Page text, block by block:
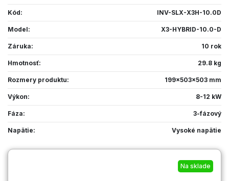
Kód: INV-SLX-X3H-10.0D
Model: X3-HYBRID-10.0-D
Záruka: 10 rok
Hmotnosť: 29.8 kg
Rozmery produktu: 199x503x503 mm
Výkon: 8-12 kW
Fáza: 3-fázový
Napätie: Vysoké napätie
Na sklade